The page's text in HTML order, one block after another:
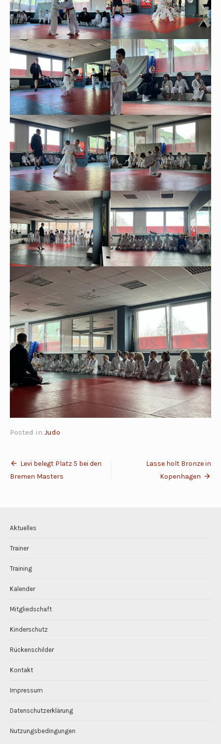
Posted in Judo
Beitragsnavigation
Levi belegt Platz 5 bei den
Bremen Masters
Lasse holt Bronze in
Kopenhagen
Aktuelles
Trainer
Training
Kalender
Mitgliedschaft
Kinderschutz
Rückenschilder
Kontakt
Impressum
Datenschutzerklärung
Nutzungsbedingungen